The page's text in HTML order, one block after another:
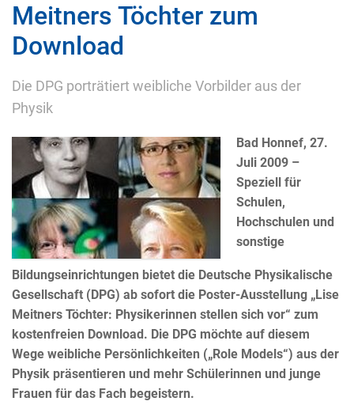
Meitners Töchter zum
Download
Die DPG porträtiert weibliche Vorbilder aus der
Physik
Bad Honnef, 27.
Juli 2009 –
Speziell für
Schulen,
Hochschulen und
sonstige
Bildungseinrichtungen bietet die Deutsche Physikalische
Gesellschaft (DPG) ab sofort die Poster-Ausstellung „Lise
Meitners Töchter: Physikerinnen stellen sich vor“ zum
kostenfreien Download. Die DPG möchte auf diesem
Wege weibliche Persönlichkeiten („Role Models“) aus der
Physik präsentieren und mehr Schülerinnen und junge
Frauen für das Fach begeistern.